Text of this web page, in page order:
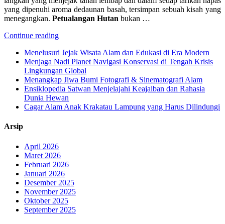
yang dipenuhi aroma dedaunan basah, tersimpan sebuah kisah yang
menegangkan. Petualangan Hutan bukan …
Continue reading
Menelusuri Jejak Wisata Alam dan Edukasi di Era Modern
Menjaga Nadi Planet Navigasi Konservasi di Tengah Krisis
Lingkungan Global
Menangkap Jiwa Bumi Fotografi & Sinematografi Alam
Ensiklopedia Satwan Menjelajahi Keajaiban dan Rahasia
Dunia Hewan
Cagar Alam Anak Krakatau Lampung yang Harus Dilindungi
Arsip
April 2026
Maret 2026
Februari 2026
Januari 2026
Desember 2025
November 2025
Oktober 2025
September 2025